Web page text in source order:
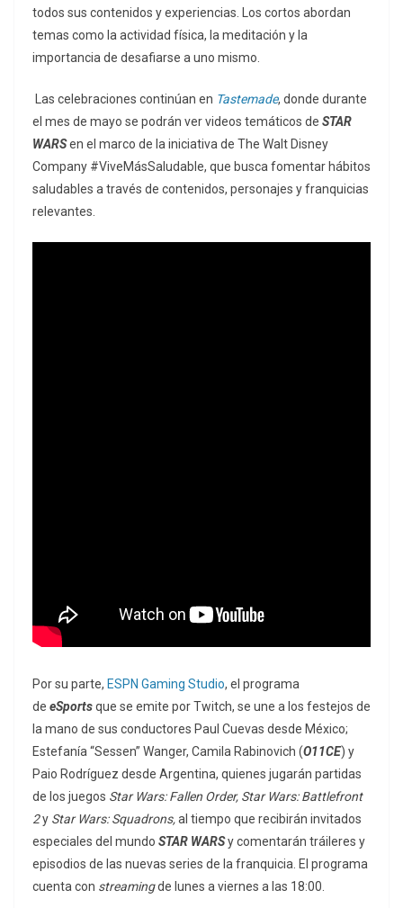
todos sus contenidos y experiencias. Los cortos abordan
temas como la actividad física, la meditación y la
importancia de desafiarse a uno mismo.
Las celebraciones continúan en Tastemade, donde durante
el mes de mayo se podrán ver videos temáticos de STAR
WARSen el marco de la iniciativa de The Walt Disney
Company #ViveMásSaludable, que busca fomentar hábitos
saludables a través de contenidos, personajes y franquicias
relevantes.
Por su parte, ESPN Gaming Studio, el programa
de eSportsque se emite por Twitch, se une a los festejos de
la mano de sus conductores Paul Cuevas desde México;
Estefanía “Sessen” Wanger, Camila Rabinovich (O11CE) y
Paio Rodríguez desde Argentina, quienes jugarán partidas
de los juegos Star Wars: Fallen Order, Star Wars: Battlefront
2y Star Wars: Squadrons,al tiempo que recibirán invitados
especiales del mundo STAR WARSy comentarán tráileres y
episodios de las nuevas series de la franquicia. El programa
cuenta con streamingde lunes a viernes a las 18:00.